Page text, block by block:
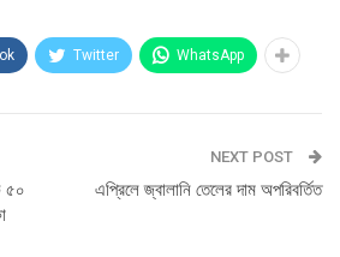
Twitter WhatsApp
৫০
NEXT POST
এপ্রিলে জ্বালানি তেলের দাম অপরিবর্তিত